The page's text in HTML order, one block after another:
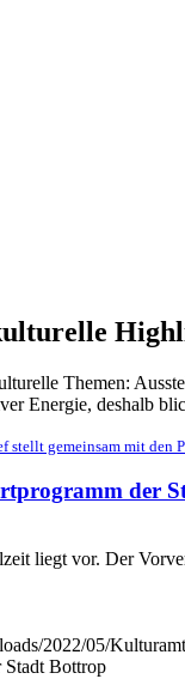
Themen:
Energie, deshalb
gemeinsam mit den
der
liegt vor. Der
2022/05/
Stadt Bottrop